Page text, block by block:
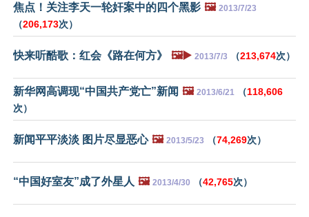
焦点！关注李天一轮奸案中的四个黑影 🖼️ 2013/7/23
（206,173次）
快来听酷歌：红会《路在何方》 🖼️▶️ 2013/7/3 （213,674次）
新华网高调现“中国共产党亡”新闻 🖼️ 2013/6/21 （118,606
次）
新闻平平淡淡 图片尽显恶心 🖼️ 2013/5/23 （74,269次）
“中国好室友”成了外星人 🖼️ 2013/4/30 （42,765次）